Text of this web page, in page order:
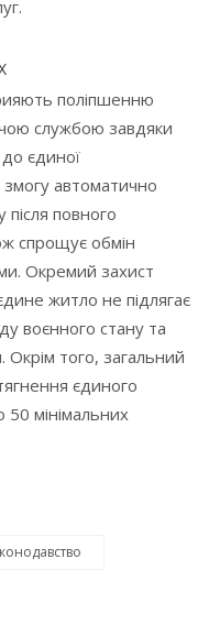
поліпшенню
службою завдяки
єдиної
автоматично
після повного
спрощує обмін
Окремий захист
житло не підлягає
воєнного стану та
Окрім того, загальний
єдиного
мінімальних